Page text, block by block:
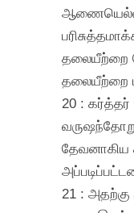
தலையீற்றை
தலையீற்றை
20 :
தேவனாகிய
21 : அதற்கு